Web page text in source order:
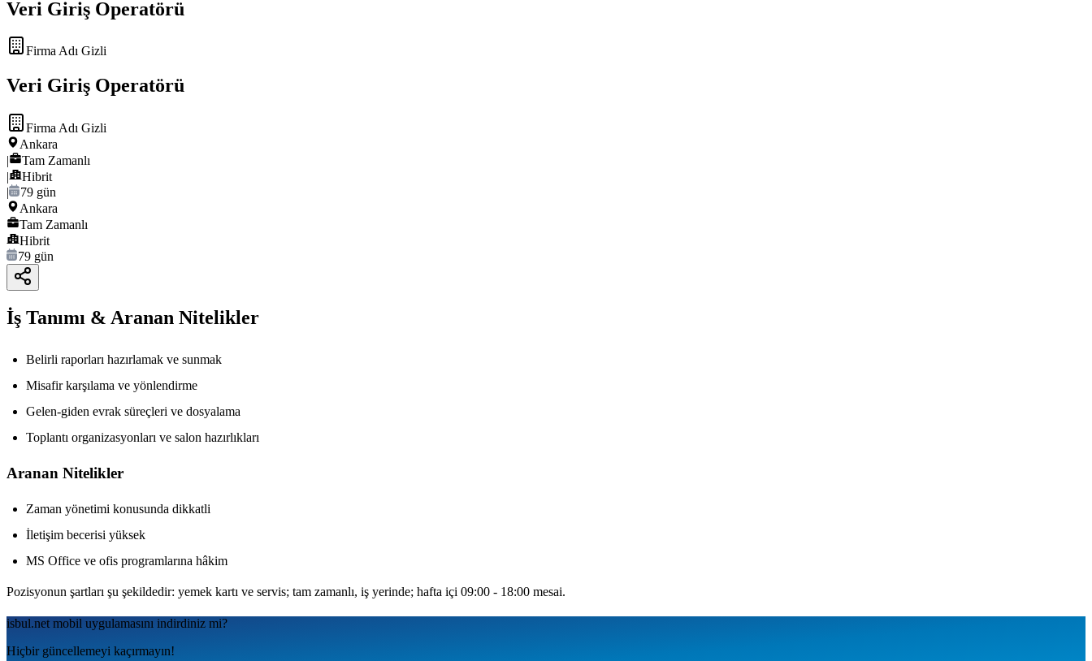
Veri Giriş Operatörü
Firma Adı Gizli
Veri Giriş Operatörü
Firma Adı Gizli
Ankara
|
Tam Zamanlı
|
Hibrit
|
79 gün
Ankara
Tam Zamanlı
Hibrit
79 gün
İş Tanımı & Aranan Nitelikler
Belirli raporları hazırlamak ve sunmak
Misafir karşılama ve yönlendirme
Gelen-giden evrak süreçleri ve dosyalama
Toplantı organizasyonları ve salon hazırlıkları
Aranan Nitelikler
Zaman yönetimi konusunda dikkatli
İletişim becerisi yüksek
MS Office ve ofis programlarına hâkim
Pozisyonun şartları şu şekildedir: yemek kartı ve servis; tam zamanlı, iş yerinde; hafta içi 09:00 - 18:00 mesai.
isbul.net mobil uygulamаsını indirdiniz mi?
Hiçbir güncellemeyi kaçırmayın!